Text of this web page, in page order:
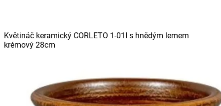
Květináč keramický CORLETO 1-01I s hnědým lemem
krémový 28cm